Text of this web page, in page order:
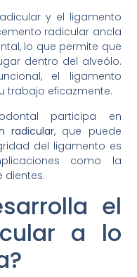
y el ligamento
radicular ancla
lo que permite que
dentro del alveólo.
el ligamento
trabajo eficazmente.
participa en
radicular, que puede
del ligamento es
como la
dientes.
el
a lo